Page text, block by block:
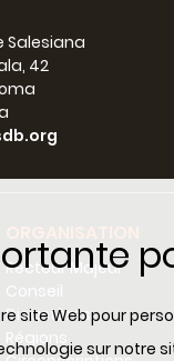
site Web pour
sur
Salesiana
42
Recteur Majeur
Dicastères
Régions